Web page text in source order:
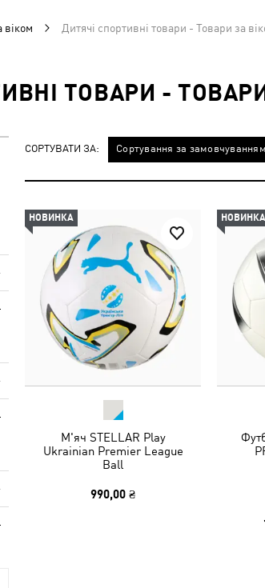
віком Дитячі спортивні товари - Товари за
ТОВАРИ -
СОРТУВАТИ ЗА: Сортування за замовчуванням
НОВИНКА
М'яч STELLAR Play
Ukrainian Premier League
Ball
990,00 ₴
НОВИНКА